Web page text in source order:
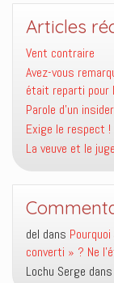
Articles
Vent contraire
Avez-vous
était reparti pour
Parole d’un insider
Exige le respect !
La veuve et le
del dans
converti » ? Ne
Lochu Serge dans